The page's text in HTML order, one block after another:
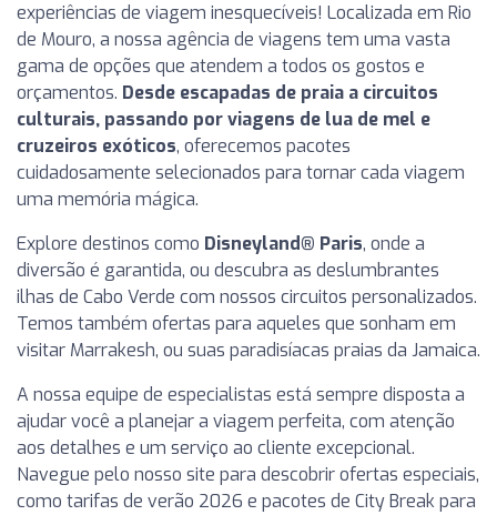
experiências de viagem inesquecíveis! Localizada em Rio
de Mouro, a nossa agência de viagens tem uma vasta
gama de opções que atendem a todos os gostos e
orçamentos. Desde escapadas de praia a circuitos
culturais, passando por viagens de lua de mel e
cruzeiros exóticos, oferecemos pacotes
cuidadosamente selecionados para tornar cada viagem
uma memória mágica.
Explore destinos como Disneyland® Paris, onde a
diversão é garantida, ou descubra as deslumbrantes
ilhas de Cabo Verde com nossos circuitos personalizados.
Temos também ofertas para aqueles que sonham em
visitar Marrakesh, ou suas paradisíacas praias da Jamaica.
A nossa equipe de especialistas está sempre disposta a
ajudar você a planejar a viagem perfeita, com atenção
aos detalhes e um serviço ao cliente excepcional.
Navegue pelo nosso site para descobrir ofertas especiais,
como tarifas de verão 2026 e pacotes de City Break para